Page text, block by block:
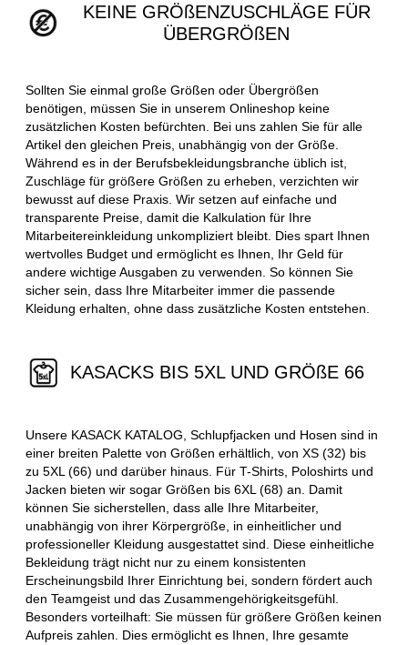
KEINE GRÖßENZUSCHLÄGE FÜR
ÜBERGRÖßEN
Sollten Sie einmal große Größen oder Übergrößen
benötigen, müssen Sie in unserem Onlineshop keine
zusätzlichen Kosten befürchten. Bei uns zahlen Sie für alle
Artikel den gleichen Preis, unabhängig von der Größe.
Während es in der Berufsbekleidungsbranche üblich ist,
Zuschläge für größere Größen zu erheben, verzichten wir
bewusst auf diese Praxis. Wir setzen auf einfache und
transparente Preise, damit die Kalkulation für Ihre
Mitarbeitereinkleidung unkompliziert bleibt. Dies spart Ihnen
wertvolles Budget und ermöglicht es Ihnen, Ihr Geld für
andere wichtige Ausgaben zu verwenden. So können Sie
sicher sein, dass Ihre Mitarbeiter immer die passende
Kleidung erhalten, ohne dass zusätzliche Kosten entstehen.
KASACKS BIS 5XL UND GRÖßE 66
Unsere KASACK KATALOG, Schlupfjacken und Hosen sind in
einer breiten Palette von Größen erhältlich, von XS (32) bis
zu 5XL (66) und darüber hinaus. Für T-Shirts, Poloshirts und
Jacken bieten wir sogar Größen bis 6XL (68) an. Damit
können Sie sicherstellen, dass alle Ihre Mitarbeiter,
unabhängig von ihrer Körpergröße, in einheitlicher und
professioneller Kleidung ausgestattet sind. Diese einheitliche
Bekleidung trägt nicht nur zu einem konsistenten
Erscheinungsbild Ihrer Einrichtung bei, sondern fördert auch
den Teamgeist und das Zusammengehörigkeitsgefühl.
Besonders vorteilhaft: Sie müssen für größere Größen keinen
Aufpreis zahlen. Dies ermöglicht es Ihnen, Ihre gesamte